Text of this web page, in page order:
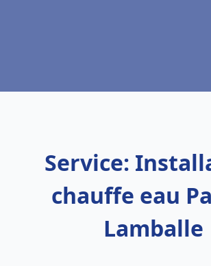
Service:
chauffe eau
Lamballe